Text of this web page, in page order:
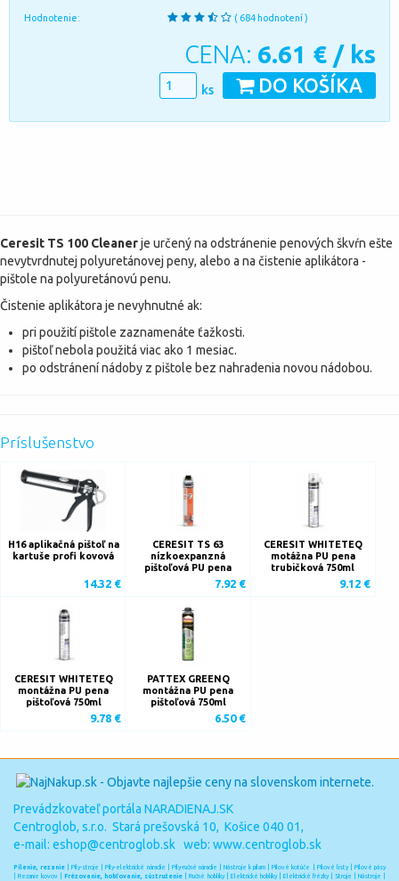
Hodnotenie: ( 684 hodnotení )
CENA: 6.61 € / ks
DO KOŠÍKA
ks
Ceresit TS 100 Cleanerje určený na odstránenie penových škvŕn ešte
nevytvrdnutej polyuretánovej peny, alebo a na čistenie aplikátora -
pištole na polyuretánovú penu.
Čistenie aplikátora je nevyhnutné ak:
pri použití pištole zaznamenáte ťažkosti.
pištoľ nebola použitá viac ako 1 mesiac.
po odstránení nádoby z pištole bez nahradenia novou nádobou.
Príslušenstvo
H16 aplikačná pištoľ na
kartuše profi kovová
14.32 €
CERESIT TS 63
nízkoexpanzná
pištoľová PU pena
7.92 €
CERESIT WHITETEQ
motážna PU pena
trubičková 750ml
9.12 €
CERESIT WHITETEQ
montážna PU pena
pištoľová 750ml
9.78 €
PATTEX GREENQ
montážna PU pena
pištoľová 750ml
6.50 €
Pílenie, rezanie |Píly-stroje |Píly-elektrické náradie Píly-ručné náradie |Nástroje k pílam |Pílové kotúče Pílové listy| Pílové pásy
|Rezanie kovov Frézovanie, hobľovanie, sústruženie |Ručné hoblíky| Elektrické hoblíky| Elektrické frézky| Stroje |Nástroje
Prevádzkovateľ portála NARADIENAJ.SK
Centroglob, s.r.o. Stará prešovská 10, Košice 040 01,
e-mail: eshop@centroglob.sk web: www.centroglob.sk